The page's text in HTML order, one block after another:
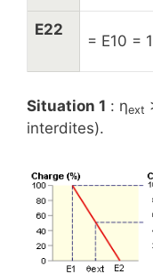
E22
= E10 =
Situation 1 : ηext
interdites).